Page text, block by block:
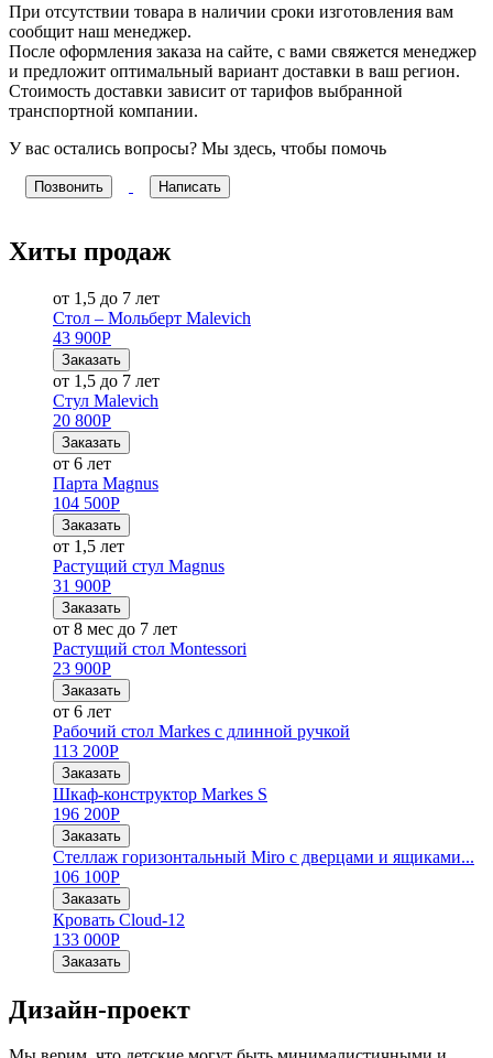
При отсутствии товара в наличии сроки изготовления вам
сообщит наш менеджер.
После оформления заказа на сайте, с вами свяжется менеджер
и предложит оптимальный вариант доставки в ваш регион.
Стоимость доставки зависит от тарифов выбранной
транспортной компании.
У вас остались вопросы? Мы здесь, чтобы помочь
Позвонить Написать
Хиты продаж
от 1,5 до 7 лет
Стол – Мольберт Malevich
43 900Р
Заказать
от 1,5 до 7 лет
Стул Malevich
20 800Р
Заказать
от 6 лет
Парта Magnus
104 500Р
Заказать
от 1,5 лет
Растущий стул Magnus
31 900Р
Заказать
от 8 мес до 7 лет
Растущий стол Montessori
23 900Р
Заказать
от 6 лет
Рабочий стол Markes с длинной ручкой
113 200Р
Заказать
Шкаф-конструктор Markes S
196 200Р
Заказать
Стеллаж горизонтальный Miro с дверцами и ящиками...
106 100Р
Заказать
Кровать Cloud-12
133 000Р
Заказать
Дизайн-проект